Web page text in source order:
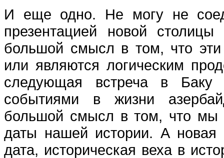
И еще одно. Не могу не
презентацией новой
большой смысл в том, что
или являются логическим
следующая встреча в Баку
событиями в жизни
большой смысл в том, что мы
даты нашей истории. А новая
дата, историческая веха в